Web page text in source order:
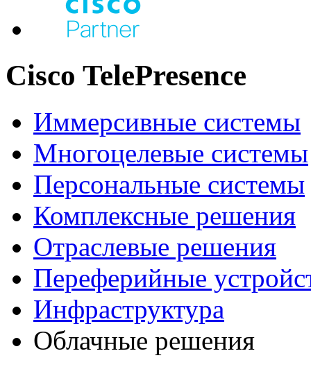
Cisco TelePresence
Иммерсивные системы
Многоцелевые системы
Персональные системы
Комплексные решения
Отраслевые решения
Переферийные
Инфраструктура
Облачные решения